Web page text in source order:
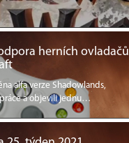
herních ovladačů
alfa verze Shadowlands,
a objevili jednu…